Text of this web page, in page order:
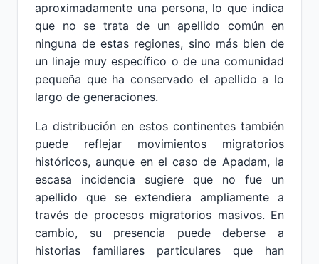
aproximadamente una persona, lo que indica
que no se trata de un apellido común en
ninguna de estas regiones, sino más bien de
un linaje muy específico o de una comunidad
pequeña que ha conservado el apellido a lo
largo de generaciones.
La distribución en estos continentes también
puede reflejar movimientos migratorios
históricos, aunque en el caso de Apadam, la
escasa incidencia sugiere que no fue un
apellido que se extendiera ampliamente a
través de procesos migratorios masivos. En
cambio, su presencia puede deberse a
historias familiares particulares que han